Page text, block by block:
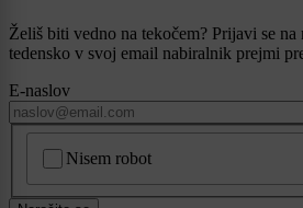
Želiš biti vedno na tekočem? Prijavi se
tedensko v svoj email nabiralnik prejmi
E-naslov
Nisem robot